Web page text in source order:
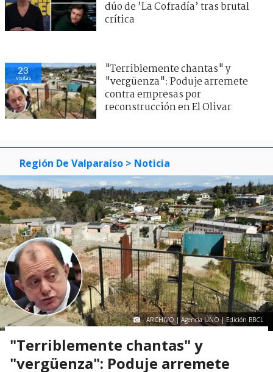
dúo de ’La Cofradía’ tras brutal
crítica
23
visitas
"Terriblemente chantas" y
"vergüenza": Poduje arremete
contra empresas por
reconstrucción en El Olivar
Región De Valparaíso > Noticia
ARCHIVO | Agencia UNO | Edición BBCL
"Terriblemente chantas" y
"vergüenza": Poduje arremete